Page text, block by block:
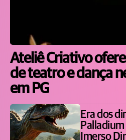
Ateliê Criativo
de teatro e dança
em PG
Era dos
Imerso